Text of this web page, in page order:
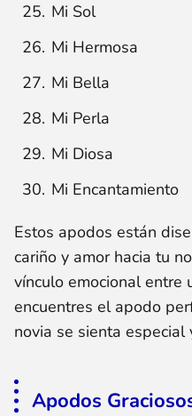
Mi Sol
Mi Hermosa
Mi Bella
Mi Perla
Mi Diosa
Mi Encantamiento
Estos apodos están
cariño y amor hacia tu
vínculo emocional entre
encuentres el apodo
novia se sienta especial
Apodos